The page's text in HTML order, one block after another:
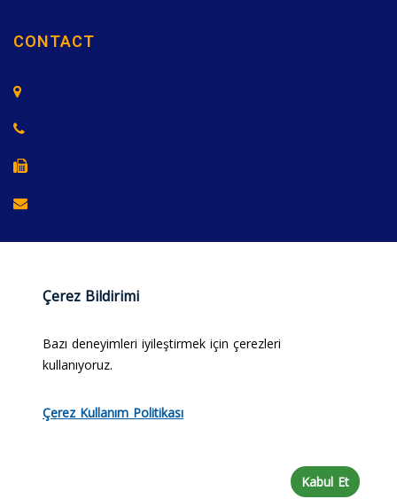
CONTACT
All rights reserved.
Çerez Bildirimi
Bazı deneyimleri iyileştirmek için çerezleri
kullanıyoruz.
Çerez Kullanım Politikası
Kabul Et